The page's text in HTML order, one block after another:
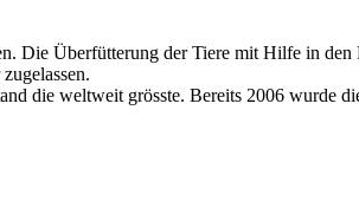
Die Überfütterung der Tiere mit Hilfe in
die weltweit grösste. Bereits 2006 wurde